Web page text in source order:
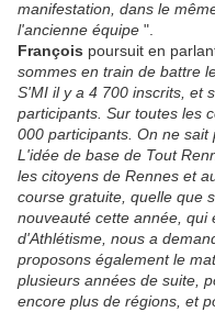
manifestation, dans le
l'ancienne équipe ".
François poursuit en
sommes en train de battre
S'MI il y a 4 700 inscrits, et
participants. Sur toutes les
000 participants. On ne sait
L'idée de base de Tout
les citoyens de Rennes et
course gratuite, quelle que
nouveauté cette année, qui
d'Athlétisme, nous a
proposons également le
plusieurs années de suite,
encore plus de régions, et